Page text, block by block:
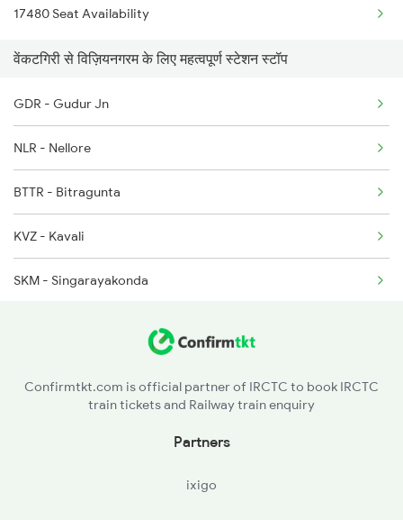
17488 Tirumala Exp
12733 Narayanadri Exp
17479 Puri Tpty Expre
18447 Hirakhand Expre
18045 East Coast Exp
2063 Puri Ypr Spl
2064 Puri Garib Rath
2071 Bbs Tpty Spl
2072 Tpty Bbs Spl
17480 Seat Availability
वेंकटगिरी से विज़ियनगरम के लिए महत्वपूर्ण स्टेशन स्टॉप
GDR - Gudur Jn
NLR - Nellore
BTTR - Bitragunta
KVZ - Kavali
SKM - Singarayakonda
ANB - Ammanabrolu
Confirmtkt.com is official partner of IRCTC to book IRCTC
train tickets and Railway train enquiry
Partners
ixigo